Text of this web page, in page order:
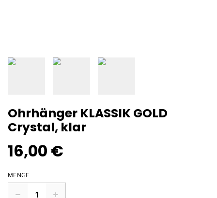
Ohrhänger KLASSIK GOLD
Crystal, klar
16,00 €
MENGE